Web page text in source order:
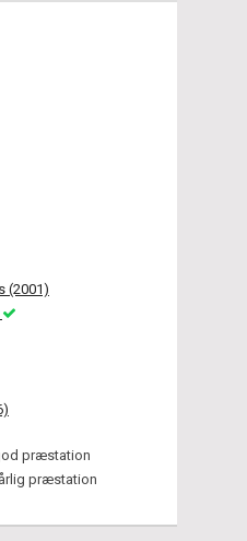
(2001)
præstation
præstation